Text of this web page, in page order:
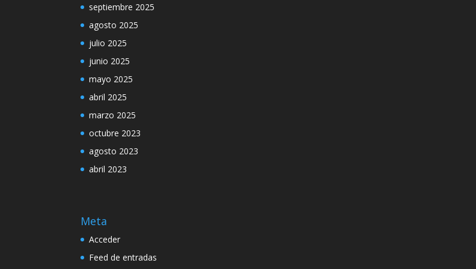
septiembre 2025
agosto 2025
julio 2025
junio 2025
mayo 2025
abril 2025
marzo 2025
octubre 2023
agosto 2023
abril 2023
Meta
Acceder
Feed de entradas